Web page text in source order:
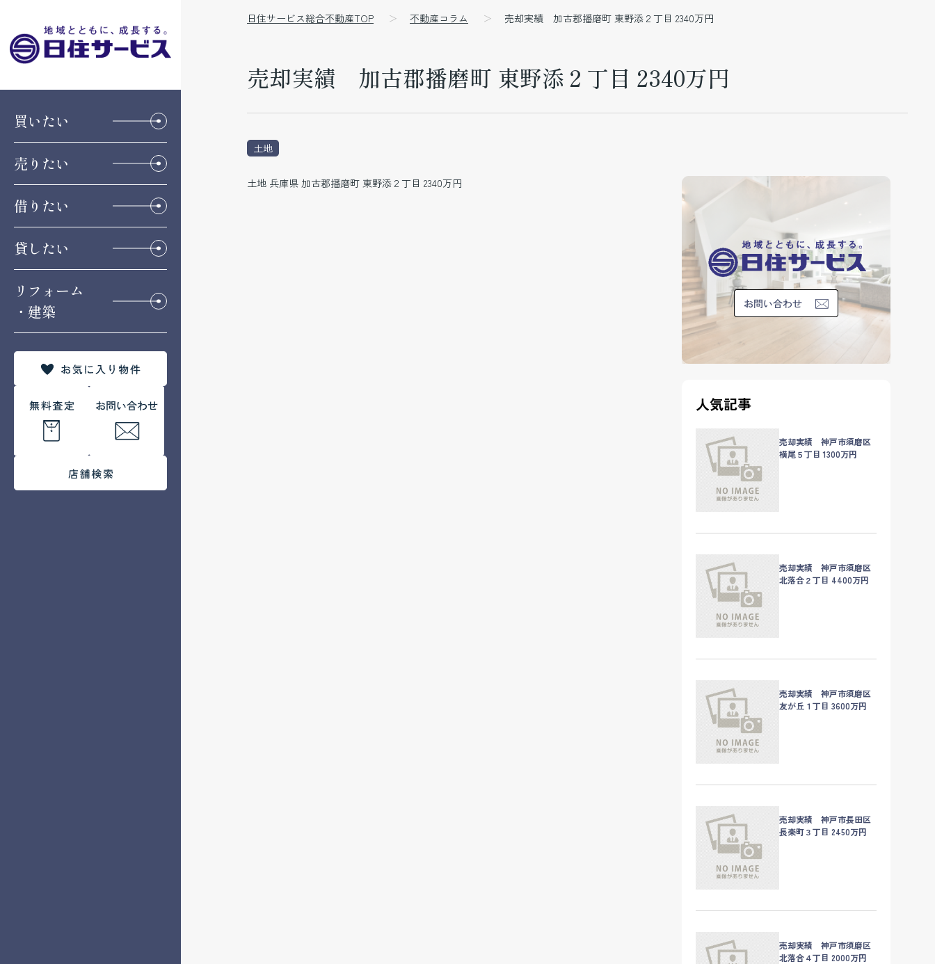
買いたい
売りたい
借りたい
貸したい
リフォーム
・建築
日住サービス総合不動産TOP 不動産コラム 売却実績 加古郡播磨町 東野添２丁目 2340万円
売却実績 加古郡播磨町 東野添２丁目 2340万円
土地
土地 兵庫県 加古郡播磨町 東野添２丁目 2340万円
人気記事
売却実績 神戸市須磨区
横尾５丁目 1300万円
売却実績 神戸市須磨区
北落合２丁目 4400万円
売却実績 神戸市須磨区
友が丘１丁目 3600万円
売却実績 神戸市長田区
長楽町３丁目 2450万円
売却実績 神戸市須磨区
北落合４丁目 2000万円